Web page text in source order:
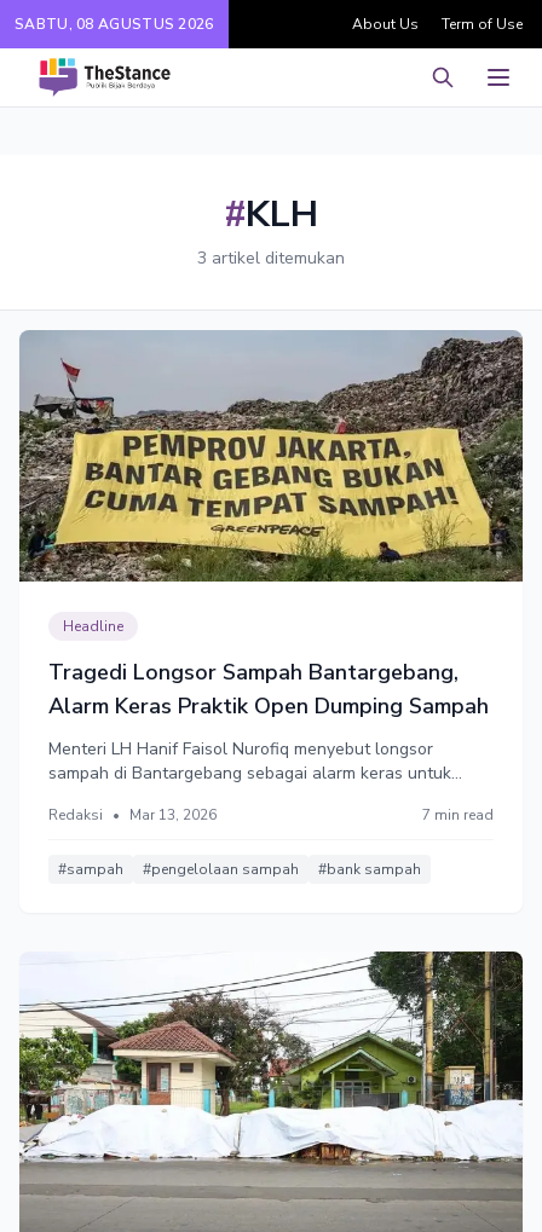
SABTU, 08 AGUSTUS 2026 About Us Term of Use
Pencarian
#KLH
3 artikel ditemukan
Headline
Tragedi Longsor Sampah Bantargebang,
Alarm Keras Praktik Open Dumping Sampah
Menteri LH Hanif Faisol Nurofiq menyebut longsor
sampah di Bantargebang sebagai alarm keras untuk
(open dumping). Walhi menyebut kejadian ini sebagai
pengelolaan sampah yang aman.
Redaksi • Mar 13, 2026 7 min read
#sampah #pengelolaan sampah #bank sampah